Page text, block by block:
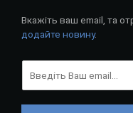
Вкажіть ваш email, та
додайте новину.